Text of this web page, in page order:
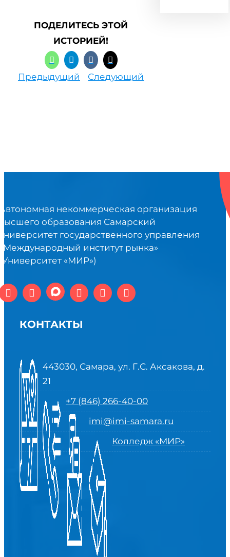
ПОДЕЛИТЕСЬ ЭТОЙ
ИСТОРИЕЙ!
Предыдущий Следующий
некоммерческая организация
образования Самарский
государственного управления
институт рынка»
«МИР»)
КОНТАКТЫ
443030, Самара, ул. Г.С. Аксакова, д.
21
+7 (846) 266-40-00
imi@imi-samara.ru
Колледж «МИР»